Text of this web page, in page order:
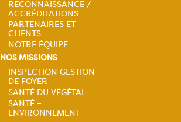
RECONNAISSANCE /
ACCRÉDITATIONS
PARTENAIRES ET
CLIENTS
NOTRE ÉQUIPE
NOS MISSIONS
Navigation
INSPECTION GESTION
DE FOYER
SANTÉ DU VÉGÉTAL
SANTÉ –
ENVIRONNEMENT